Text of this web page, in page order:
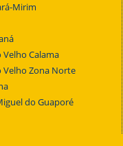
Mirim
Velho Calama
Velho Zona Norte
do Guaporé